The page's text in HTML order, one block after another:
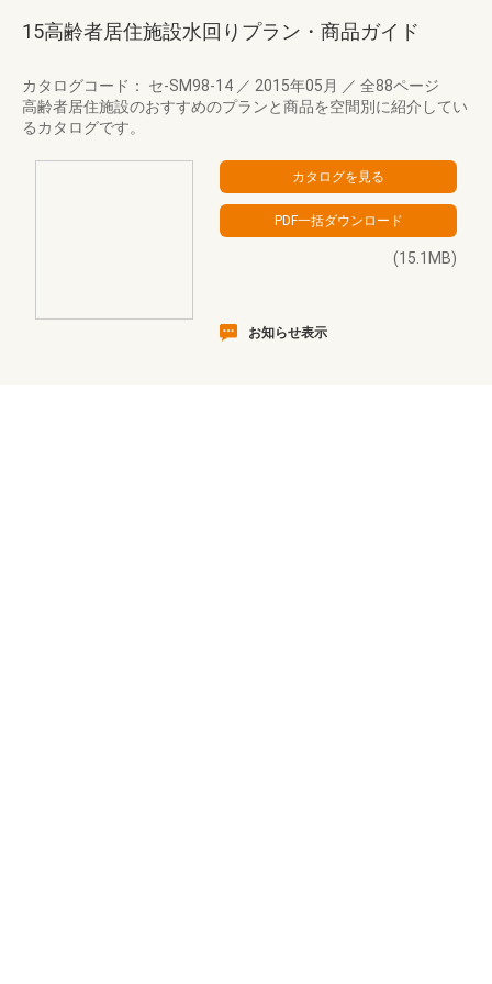
15高齢者居住施設水回りプラン・商品ガイド
カタログコード： セ-SM98-14 ／ 2015年05月 ／ 全88ページ
高齢者居住施設のおすすめのプランと商品を空間別に紹介してい
るカタログです。
(15.1MB)
お知らせ表示